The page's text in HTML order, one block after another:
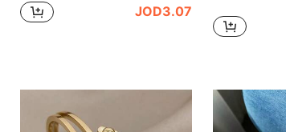
JOD3.07